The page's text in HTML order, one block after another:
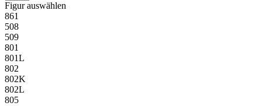
Figurauswählen
861
508
509
801
801L
802
802K
802L
805